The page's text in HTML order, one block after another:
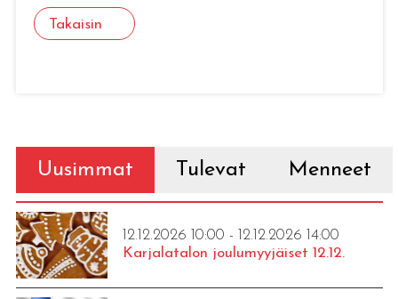
Takaisin
Uusimmat Tulevat Menneet
12.12.2026 10:00 - 12.12.2026 14:00
Karjalatalon joulumyyjäiset 12.12.